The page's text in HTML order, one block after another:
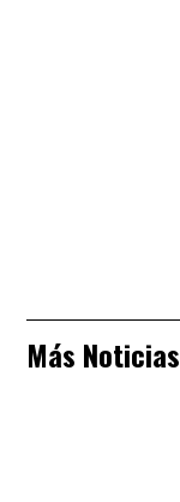
Más Noticias